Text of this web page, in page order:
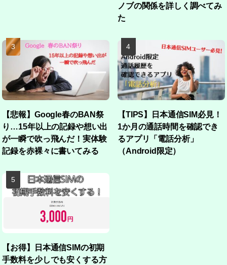
ノブの関係を詳しく調べてみ
た
【悲報】Google春のBAN祭
り…15年以上の記録や想い出
が一瞬で吹っ飛んだ！実体験
記録を赤裸々に書いてみる
【TIPS】日本通信SIM必見！
1か月の通話時間を確認でき
るアプリ「電話分析」
（Android限定）
【お得】日本通信SIMの初期
手数料を少しでも安くする方